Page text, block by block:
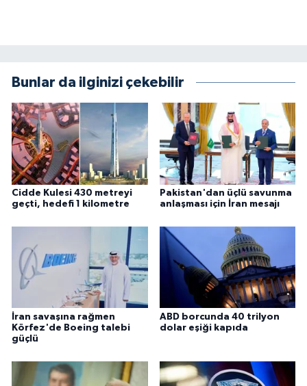
Bunlar da ilginizi çekebilir
Cidde Kulesi 430 metreyi
geçti, hedefi 1 kilometre
Pakistan'dan üçlü savunma
anlaşması için İran mesajı
İran savaşına rağmen
Körfez'de Boeing talebi
güçlü
ABD borcunda 40 trilyon
dolar eşiği kapıda